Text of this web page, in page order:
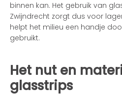
binnen kan. Het gebruik van
Zwijndrecht zorgt dus voor
helpt het milieu een handje
gebruikt.
Het nut en
glasstrips